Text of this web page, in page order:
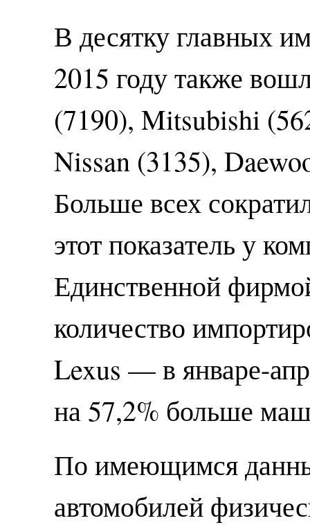
В десятку главных
2015 году также
(7190), Mitsubishi
Nissan (3135),
Больше всех
этот показатель у
Единственной
количество
Lexus — в январе-
на 57,2% больше
По имеющимся
автомобилей